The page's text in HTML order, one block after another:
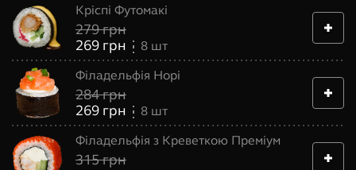
Кріспі Футомакі
279грн
269 грн 8 шт
Філадельфія Норі
284грн
269 грн 8 шт
Філадельфія з Креветкою Преміум
315грн